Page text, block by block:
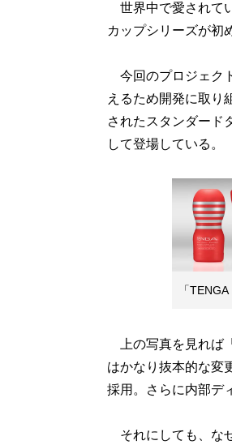
世界中で愛されて
カップシリーズが初
今回のプロジェク
えるため開発に取り
されたスタンダード
して登場している。
「
上の写真を見れば
はかなり抜本的な変
採用。さらに内部デ
それにしても、な